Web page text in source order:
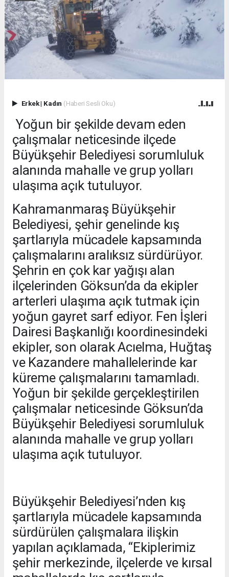
Erkek| Kadın (Haberi Sesli Oku)
Yoğun bir şekilde devam eden
çalışmalar neticesinde ilçede
Büyükşehir Belediyesi sorumluluk
alanında mahalle ve grup yolları
ulaşıma açık tutuluyor.
Kahramanmaraş Büyükşehir
Belediyesi, şehir genelinde kış
şartlarıyla mücadele kapsamında
çalışmalarını aralıksız sürdürüyor.
Şehrin en çok kar yağışı alan
ilçelerinden Göksun’da da ekipler
arterleri ulaşıma açık tutmak için
yoğun gayret sarf ediyor. Fen İşleri
Dairesi Başkanlığı koordinesindeki
ekipler, son olarak Acıelma, Huğtaş
ve Kazandere mahallelerinde kar
küreme çalışmalarını tamamladı.
Yoğun bir şekilde gerçekleştirilen
çalışmalar neticesinde Göksun’da
Büyükşehir Belediyesi sorumluluk
alanında mahalle ve grup yolları
ulaşıma açık tutuluyor.
Büyükşehir Belediyesi’nden kış
şartlarıyla mücadele kapsamında
sürdürülen çalışmalara ilişkin
yapılan açıklamada, “Ekiplerimiz
şehir merkezinde, ilçelerde ve kırsal